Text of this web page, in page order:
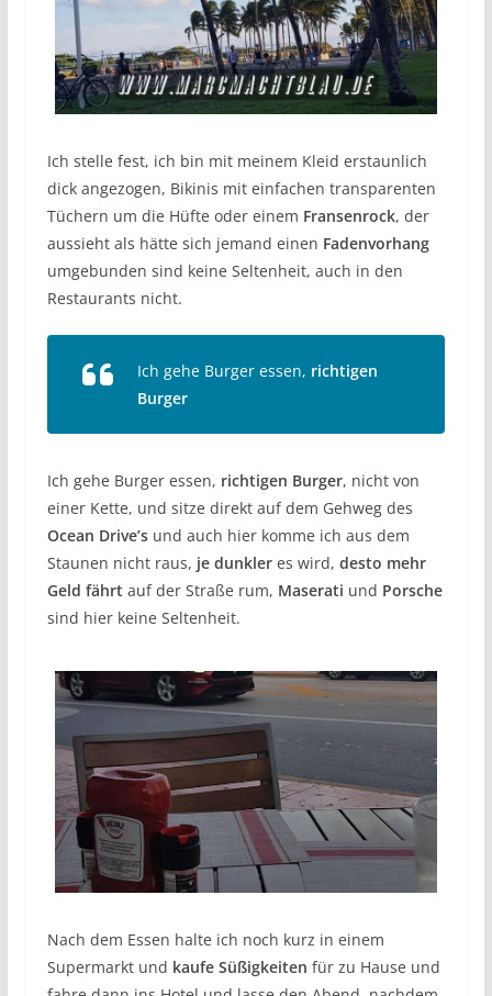
Ich stelle fest, ich bin mit meinem Kleid erstaunlich
dick angezogen, Bikinis mit einfachen transparenten
Tüchern um die Hüfte oder einem Fransenrock, der
aussieht als hätte sich jemand einen Fadenvorhang
umgebunden sind keine Seltenheit, auch in den
Restaurants nicht.
Ich gehe Burger essen, richtigen
Burger
Ich gehe Burger essen, richtigen Burger, nicht von
einer Kette, und sitze direkt auf dem Gehweg des
Ocean Drive’sund auch hier komme ich aus dem
Staunen nicht raus, je dunkleres wird, desto mehr
Geld fährt auf der Straße rum, Maserati und Porsche
sind hier keine Seltenheit.
Nach dem Essen halte ich noch kurz in einem
Supermarkt und kaufe Süßigkeiten für zu Hause und